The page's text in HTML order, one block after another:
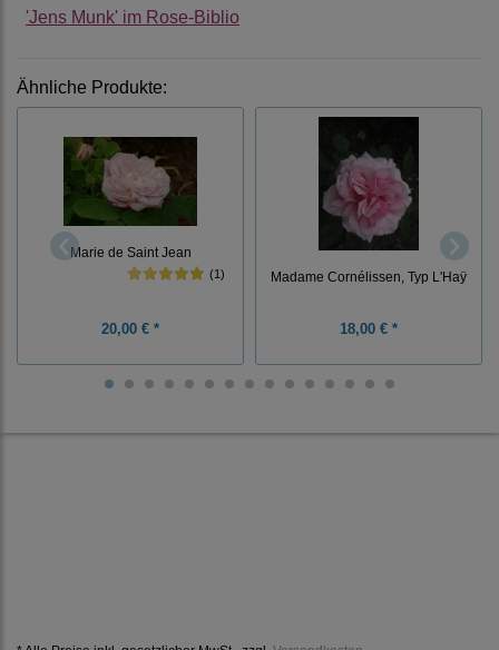
'Jens Munk' im Rose-Biblio
Ähnliche Produkte:
Marie de Saint Jean
(1)
20,00 € *
Madame Cornélissen, Typ L'Haÿ
18,00 € *